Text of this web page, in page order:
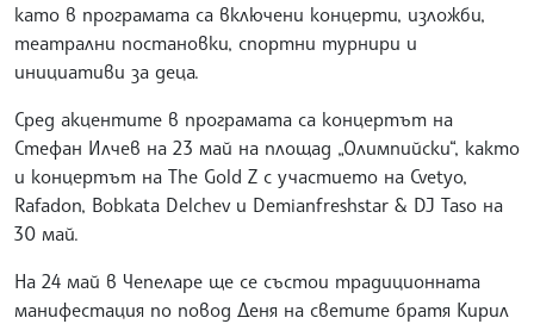
като в програмата са включени концерти, изложби,
театрални постановки, спортни турнири и
инициативи за деца.
Сред акцентите в програмата са концертът на
Стефан Илчев на 23 май на площад „Олимпийски“, както
и концертът на The Gold Z с участието на Cvetyo,
Rafadon, Bobkata Delchev и Demianfreshstar & DJ Taso на
30 май.
На 24 май в Чепеларе ще се състои традиционната
манифестация по повод Деня на светите братя Кирил